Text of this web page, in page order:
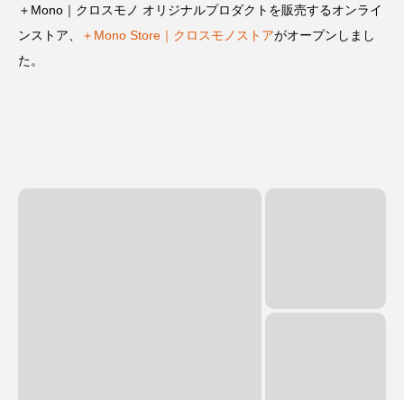
＋Mono｜クロスモノ オリジナルプロダクトを販売するオンライ
ンストア、
＋Mono Store｜クロスモノストアがオープンしまし
た。